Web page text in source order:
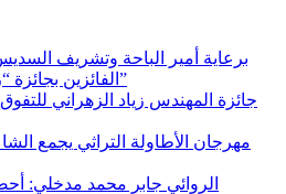
برعاية أمير الباحة وتشريف
الفائزين بجائزة “رواد العمل التطوعي 4”
جائزة المهندس زياد الزهراني
مهرجان الأطاولة التراثي يجمع
الروائي جابر محمد مدخلي: